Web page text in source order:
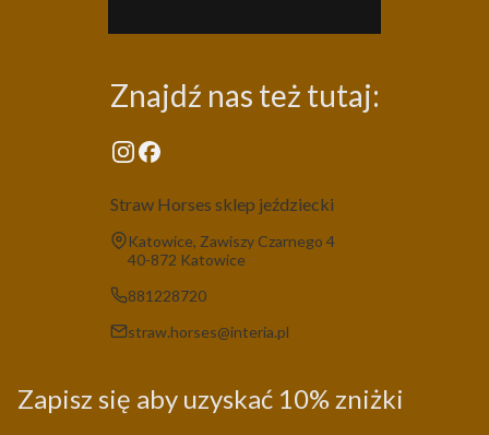
Znajdź nas też tutaj:
Straw Horses sklep jeździecki
Adres:
Katowice, Zawiszy Czarnego 4
40-872 Katowice
881228720
straw.horses@interia.pl
Zapisz się aby uzyskać 10% zniżki